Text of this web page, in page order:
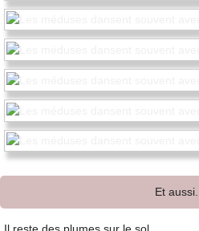
Et aussi...
Il reste des plumes sur le sol